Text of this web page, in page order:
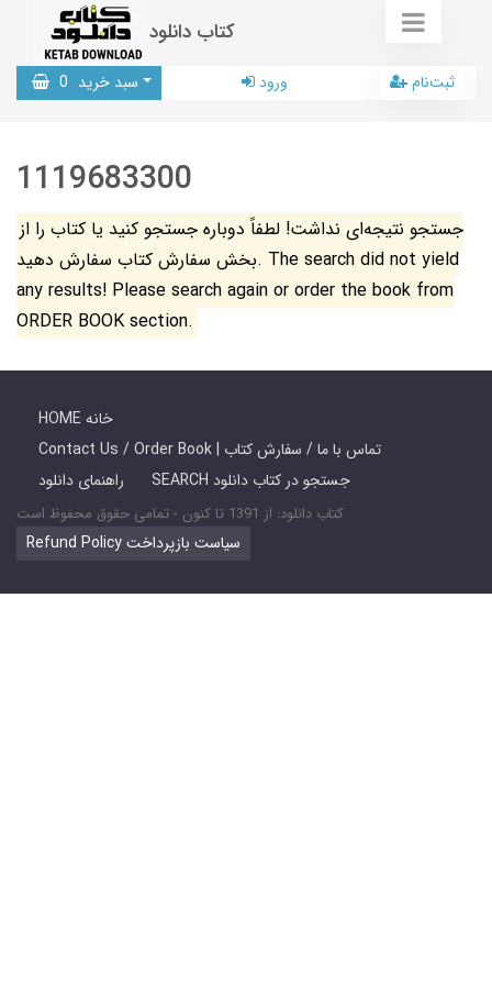
کتاب دانلود
سبد خرید 0 ورود ثبت‌نام
1119683300
جستجو نتیجه‌ای نداشت! لطفاً دوباره جستجو کنید یا کتاب را از
بخش سفارش کتاب سفارش دهید. The search did not yield
any results! Please search again or order the book from
ORDER BOOK section.
HOME خانه
Contact Us / Order Book | تماس با ما / سفارش کتاب
راهنمای دانلود
SEARCH جستجو در کتاب دانلود
کتاب دانلود: از 1391 تا کنون - تمامی حقوق محفوظ است
Refund Policy سیاست بازپرداخت